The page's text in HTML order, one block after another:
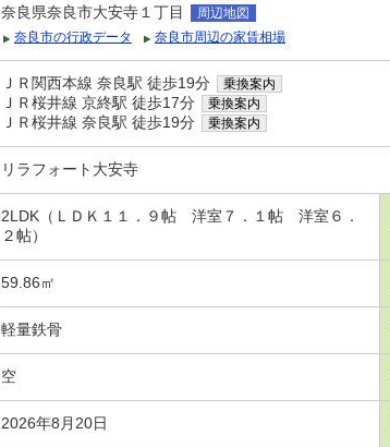
奈良県奈良市大安寺１丁目
周辺地図
奈良市の行政データ
奈良市周辺の家賃相場
ＪＲ関西本線 奈良駅 徒歩19分 乗換案内
ＪＲ桜井線 京終駅 徒歩17分 乗換案内
ＪＲ桜井線 奈良駅 徒歩19分 乗換案内
リラフォート大安寺
2LDK（ＬＤＫ１１．９帖 洋室７．１帖 洋室６．
２帖）
59.86㎡
軽量鉄骨
空
2026年8月20日